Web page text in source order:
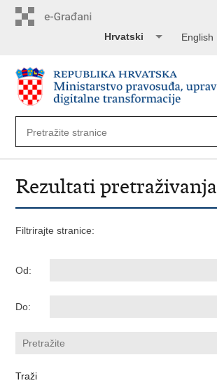
English
Hrvatski
Rezultati pretraživanja
Filtrirajte stranice:
Od:
Do: